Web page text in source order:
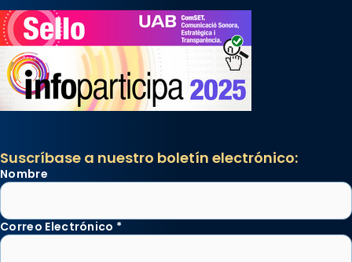
Suscríbase a nuestro boletín electrónico:
Nombre
Correo Electrónico *